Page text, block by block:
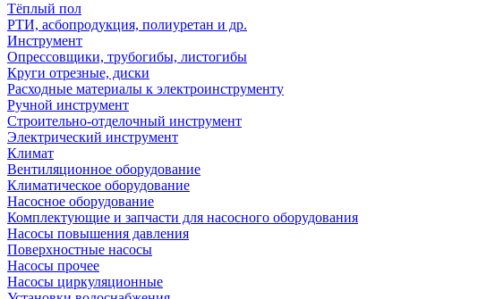
Тёплый пол
РТИ, асбопродукция, полиуретан и др.
Инструмент
Опрессовщики, трубогибы, листогибы
Круги отрезные, диски
Расходные материалы к электроинструменту
Ручной инструмент
Строительно-отделочный инструмент
Электрический инструмент
Климат
Вентиляционное оборудование
Климатическое оборудование
Насосное оборудование
Комплектующие и запчасти для насосного оборудования
Насосы повышения давления
Поверхностные насосы
Насосы прочее
Насосы циркуляционные